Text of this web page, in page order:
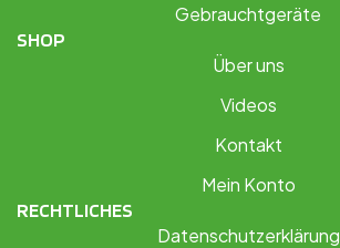
Gebrauchtgeräte
SHOP
Über uns
Videos
Kontakt
Mein Konto
RECHTLICHES
Datenschutzerklärung